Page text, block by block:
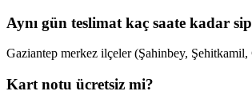
Aynı gün teslimat kaç saate kadar
Gaziantep merkez ilçeler (Şahinbey,
Kart notu ücretsiz mi?